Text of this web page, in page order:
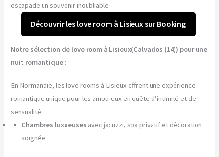
escapade un souvenir inoubliable.
Découvrir les love room à Lisieux sur Booking
Notre sélection de love room à Lisieux(Calvados (14)) pour une
nuit romantique :
En Normandie, les love rooms à Lisieux offrent une expérience
romantique unique pour les amoureux en quête d’intimité et de
sensualité.
Chambres luxueuses avec jacuzzi, spa privatif et décoration
soignée